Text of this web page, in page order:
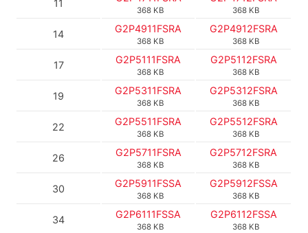
11
368 KB 368 KB
14 G2P4911FSRA
368 KB
G2P4912FSRA
368 KB
17 G2P5111FSRA
368 KB
G2P5112FSRA
368 KB
19 G2P5311FSRA
368 KB
G2P5312FSRA
368 KB
22 G2P5511FSRA
368 KB
G2P5512FSRA
368 KB
26 G2P5711FSRA
368 KB
G2P5712FSRA
368 KB
30 G2P5911FSSA
368 KB
G2P5912FSSA
368 KB
34 G2P6111FSSA
368 KB
G2P6112FSSA
368 KB